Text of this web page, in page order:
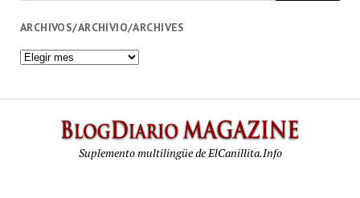
ARCHIVOS/ARCHIVIO/ARCHIVES
Archivos/Archivio/Archives
Suplemento multilingüe de ElCanillita.Info